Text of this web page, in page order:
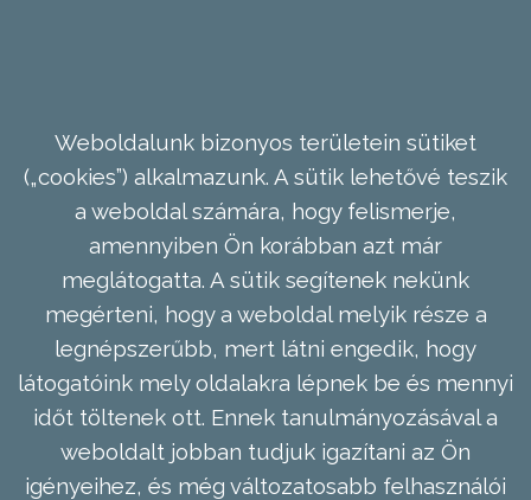
Weboldalunk bizonyos területein sütiket
(„cookies”) alkalmazunk. A sütik lehetővé teszik
a weboldal számára, hogy felismerje,
amennyiben Ön korábban azt már
meglátogatta. A sütik segítenek nekünk
megérteni, hogy a weboldal melyik része a
legnépszerűbb, mert látni engedik, hogy
látogatóink mely oldalakra lépnek be és mennyi
időt töltenek ott. Ennek tanulmányozásával a
weboldalt jobban tudjuk igazítani az Ön
igényeihez, és még változatosabb felhasználói